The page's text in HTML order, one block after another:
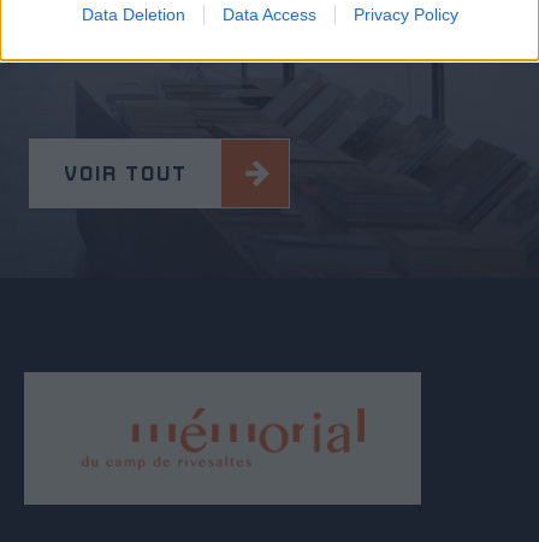
Data Deletion Data Access Privacy Policy
découvrez les ressources du Mémorial du Camp
VOIR TOUT